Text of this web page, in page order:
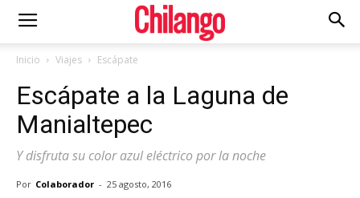
Inicio Viajes Escápate
Escápate a la Laguna de
Manialtepec
Y disfruta su color azul eléctrico por la noche
Por Colaborador - 25 agosto, 2016